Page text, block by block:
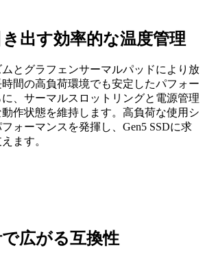
出す効率的な温度管理
とグラフェンサーマルパッドにより放
間の高負荷環境でも安定したパフォー
、サーマルスロットリングと電源管理
作状態を維持します。高負荷な使用シ
ォーマンスを発揮し、Gen5 SSDに求
ます。
広がる互換性